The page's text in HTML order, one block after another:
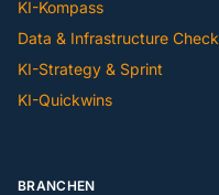
KI-Kompass
Data & Infrastructure Check
KI-Strategy & Sprint
KI-Quickwins
BRANCHEN